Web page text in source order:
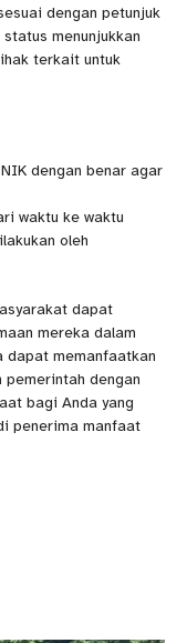
dengan petunjuk
menunjukkan
terkait untuk
dengan benar agar
waktu ke waktu
oleh
dapat
mereka dalam
memanfaatkan
dengan
bagi Anda yang
penerima manfaat